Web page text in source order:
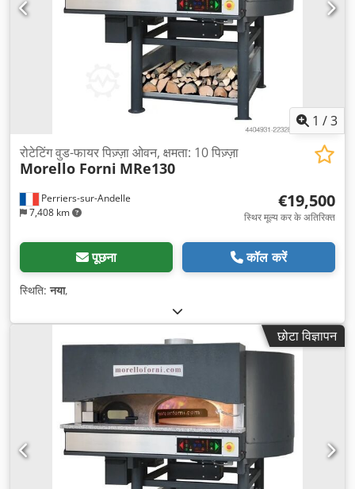
1 /3
Perriers-sur-Andelle
7,408 km
रोटेटिंग वुड-फायर पिज़्ज़ा ओवन, क्षमता: 10 पिज़्ज़ा
Morello Forni MRe130
€19,500
स्थिर मूल्य कर के अतिरिक्त
पूछना कॉल करें
स्थिति:नया,
छोटा विज्ञापन